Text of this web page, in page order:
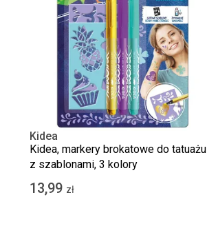
Kidea
Kidea, markery brokatowe do tatuażu
z szablonami, 3 kolory
13,99 zł